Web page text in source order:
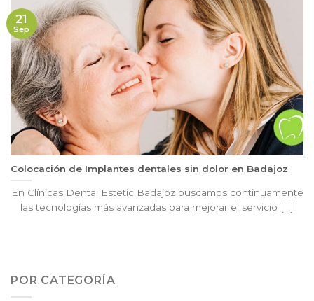
Colocación de Implantes dentales sin dolor en Badajoz
En Clínicas Dental Estetic Badajoz buscamos continuamente
las tecnologías más avanzadas para mejorar el servicio [...]
21
Sep
POR CATEGORÍA